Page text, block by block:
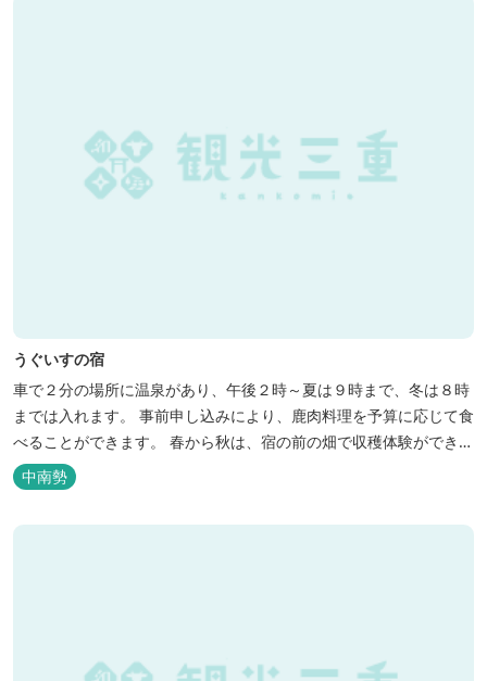
うぐいすの宿
車で２分の場所に温泉があり、午後２時～夏は９時まで、冬は８時
までは入れます。 事前申し込みにより、鹿肉料理を予算に応じて食
べることができます。 春から秋は、宿の前の畑で収穫体験ができ、
その野菜で夕食もできます。
中南勢